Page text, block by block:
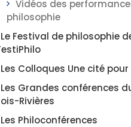
Vidéos des
philosophie
Le Festival de philosophie
Les Colloques Une cité
Les Grandes conférences
Rivières
Les Philoconférences